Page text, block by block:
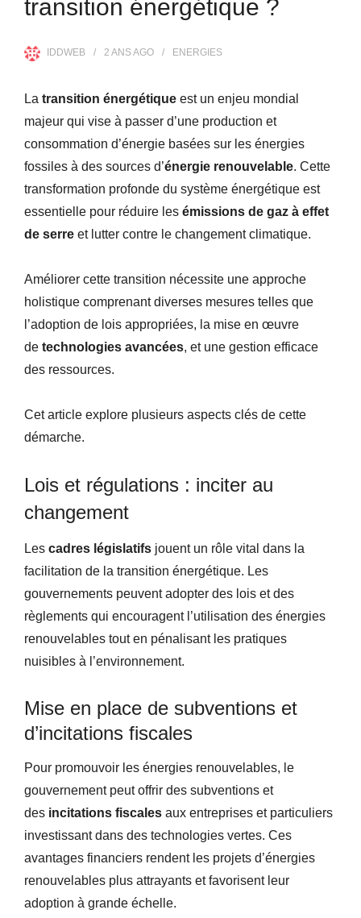
transition énergétique ?
IDDWEB 2 ANSAGO ENERGIES
La transition énergétique est un enjeu mondial
majeur qui vise à passer d’une production et
consommation d’énergie basées sur les énergies
fossiles à des sources d’énergie renouvelable. Cette
transformation profonde du système énergétique est
essentielle pour réduire les émissions de gaz à effet
de serre et lutter contre le changement climatique.
Améliorer cette transition nécessite une approche
holistique comprenant diverses mesures telles que
l’adoption de lois appropriées, la mise en œuvre
de technologies avancées, et une gestion efficace
des ressources.
Cet article explore plusieurs aspects clés de cette
démarche.
Lois et régulations : inciter au
changement
Les cadres législatifs jouent un rôle vital dans la
facilitation de la transition énergétique. Les
gouvernements peuvent adopter des lois et des
règlements qui encouragent l’utilisation des énergies
renouvelables tout en pénalisant les pratiques
nuisibles à l’environnement.
Mise en place de subventions et
d’incitations fiscales
Pour promouvoir les énergies renouvelables, le
gouvernement peut offrir des subventions et
des incitations fiscales aux entreprises et particuliers
investissant dans des technologies vertes. Ces
avantages financiers rendent les projets d’énergies
renouvelables plus attrayants et favorisent leur
adoption à grande échelle.